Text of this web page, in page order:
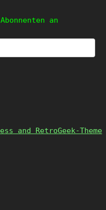
an
and RetroGeek-Theme